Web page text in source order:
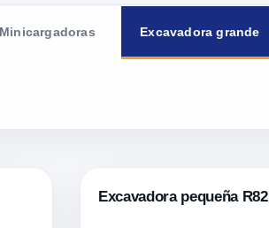
Minicargadoras Excavadora grande
Excavadora pequeña R82